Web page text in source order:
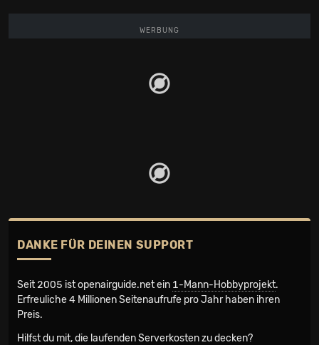
WERBUNG
DANKE FÜR DEINEN SUPPORT
Seit 2005 ist openairguide.net ein 1-Mann-Hobbyprojekt.
Erfreuliche 4 Millionen Seiten­aufrufe pro Jahr haben ihren
Preis.
Hilfst du mit, die laufenden Serverkosten zu decken?